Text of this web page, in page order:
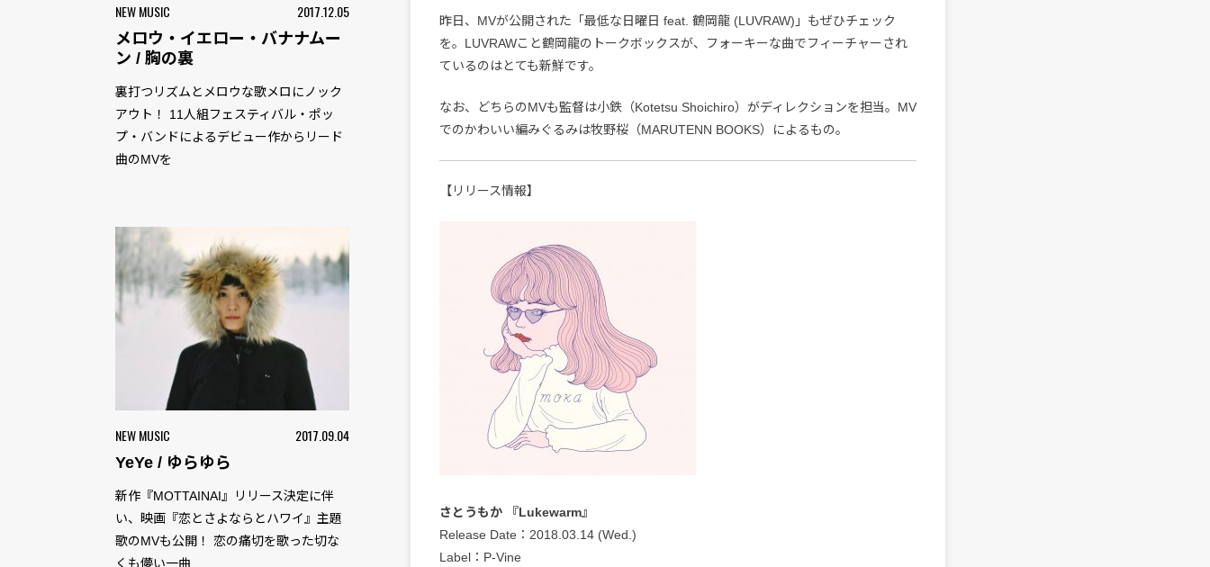
NEW MUSIC 2017.12.05
メロウ・イエロー・バナナムー
ン / 胸の裏
裏打つリズムとメロウな歌メロにノック
アウト！ 11人組フェスティバル・ポッ
プ・バンドによるデビュー作からリード
曲のMVを
NEW MUSIC 2017.09.04
YeYe / ゆらゆら
新作『MOTTAINAI』リリース決定に伴
い、映画『恋とさよならとハワイ』主題
歌のMVも公開！ 恋の痛切を歌った切な
くも儚い一曲
昨日、MVが公開された「最低な日曜日 feat. 鶴岡龍 (LUVRAW)」もぜひチェック
を。LUVRAWこと鶴岡龍のトークボックスが、フォーキーな曲でフィーチャーされ
ているのはとても新鮮です。
なお、どちらのMVも監督は小鉄（Kotetsu Shoichiro）がディレクションを担当。MV
でのかわいい編みぐるみは牧野桜（MARUTENN BOOKS）によるもの。
【リリース情報】
さとうもか 『Lukewarm』
Release Date：2018.03.14 (Wed.)
Label：P-Vine